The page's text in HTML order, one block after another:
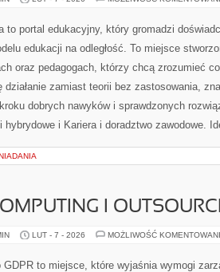
to portal edukacyjny, który gromadzi
edukacji na odległość. To miejsce
oraz pedagogach, którzy chcą zrozumieć
działanie zamiast teorii bez zastosowania,
dobrych nawyków i sprawdzonych
hybrydowe i Kariera i doradztwo zawodowe.
I
LUT - 7 - 2026 MOŻLIWOŚĆ
GDPR to miejsce, które wyjaśnia wymogi